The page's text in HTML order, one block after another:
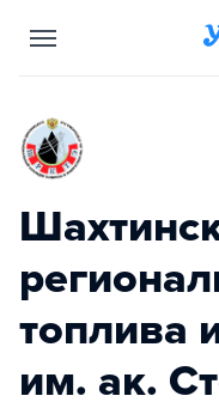
топлива
им. ак.